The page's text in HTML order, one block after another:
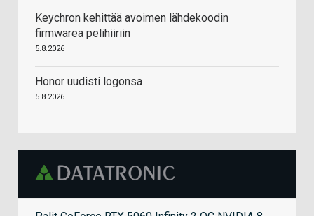
Keychron kehittää avoimen lähdekoodin
firmwarea pelihiiriin
5.8.2026
Honor uudisti logonsa
5.8.2026